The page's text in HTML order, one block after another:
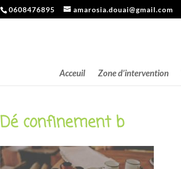
0608476895 amarosia.douai@gmail.com
Acceuil Zone d’intervention
Dé confinement b